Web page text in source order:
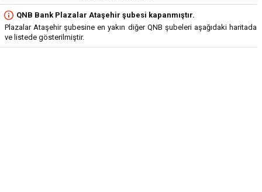
QNB Bank Plazalar Ataşehir şubesi kapanmıştır.
Plazalar Ataşehir şubesine en yakın diğer QNB şubeleri aşağıdaki haritada
ve listede gösterilmiştir.